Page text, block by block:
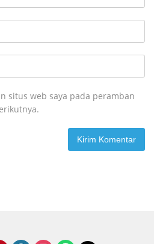
situs web saya pada peramban